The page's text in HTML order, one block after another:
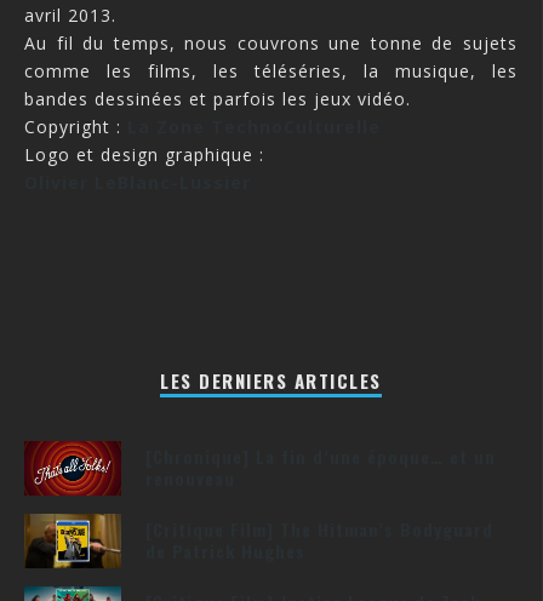
avril 2013.
Au fil du temps, nous couvrons une tonne de sujets
comme les films, les téléséries, la musique, les
bandes dessinées et parfois les jeux vidéo.
Copyright :
Logo et design graphique :
LES DERNIERS ARTICLES